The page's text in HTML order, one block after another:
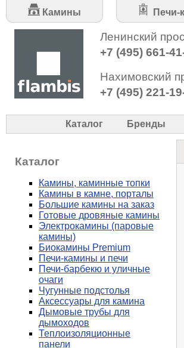
Камины Печи-
Ленинский
+7 (495) 661-
Нахимовский
+7 (495) 221-
Каталог Бренды
Каталог
Камины, каминные топки
Камины в камне, порталы
Большие камины на заказ
Готовые дровяные камины
Электрокамины (паровые
камины)
Биокамины Premium
Печи-камины и печи
Печи-барбекю и уличные
очаги
Чугунные подстолья
Аксессуары для камина
Дымовые трубы для
дымоходов
Теплоизоляционные
панели